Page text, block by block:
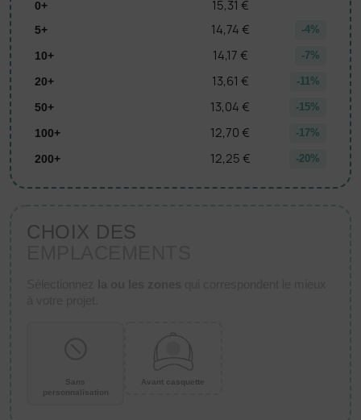
0+ 15,31 €
5+ 14,74 € -4%
10+ 14,17 € -7%
20+ 13,61 € -11%
50+ 13,04 € -15%
100+ 12,70 € -17%
200+ 12,25 € -20%
CHOIX DES
Sans
personnalisation
Avant casquette